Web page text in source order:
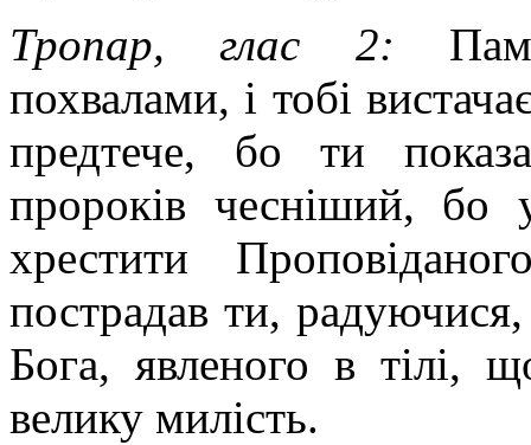
Тропар, глас 2:
похвалами, і тобі
предтече, бо ти
пророків чесніший, бо
хрестити
пострадав ти,
Бога, явленого в тілі,
велику милість.